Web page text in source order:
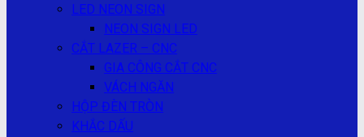
LED NEON SIGN
NEON SIGN LED
CẮT LAZER – CNC
GIA CÔNG CẮT CNC
VÁCH NGĂN
HỘP ĐÈN TRÒN
KHẮC DẤU